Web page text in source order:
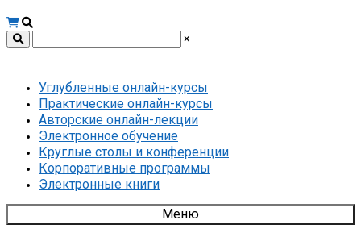
×
Углубленные онлайн-курсы
Практические онлайн-курсы
Авторские онлайн-лекции
Электронное обучение
Круглые столы и конференции
Корпоративные программы
Электронные книги
Меню